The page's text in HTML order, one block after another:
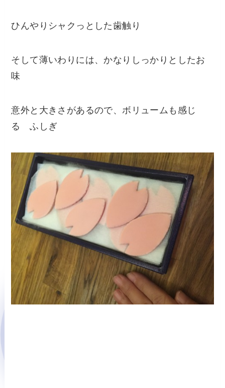
ひんやりシャクっとした歯触り
そして薄いわりには、かなりしっかりとしたお
味
意外と大きさがあるので、ボリュームも感じ
る ふしぎ